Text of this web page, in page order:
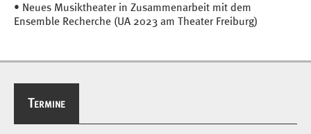
• Neues Musiktheater in Zusammenarbeit mit dem
Ensemble Recherche (UA 2023 am Theater Freiburg)
TermineTermine